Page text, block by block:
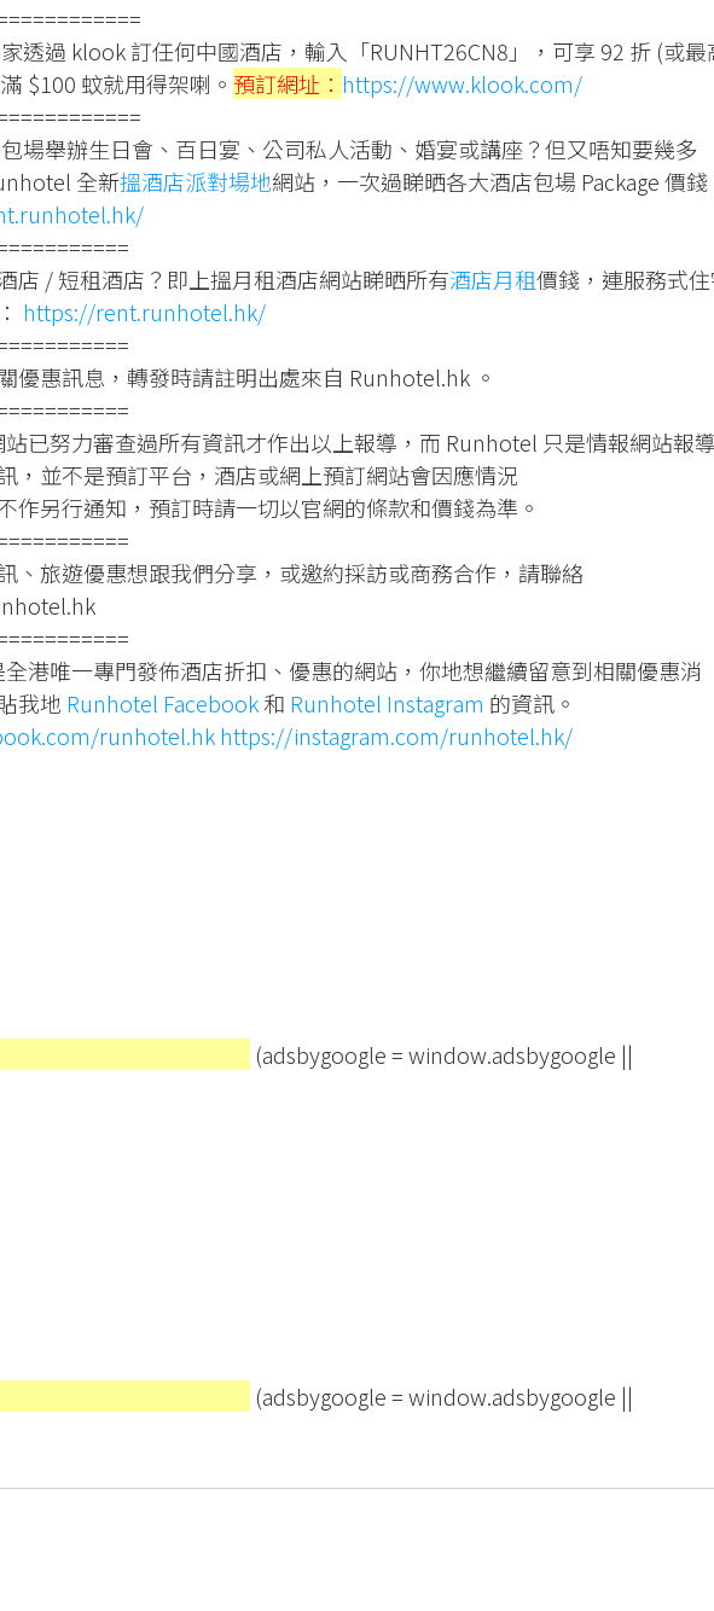
透過 klook 訂任何中國酒店，輸入「RUNHT26CN8」，可享 92 折 (或最
$100 蚊就用得架喇。 預訂網址： https://www.klook.com/
場舉辦生日會、百日宴、公司私人活動、婚宴或講座？但又唔知要幾多
全新搵酒店派對場地網站，一次過睇晒各大酒店包場 Package 價錢
店 / 短租酒店？即上搵月租酒店網站睇晒所有酒店月租價錢，連服務式住
https://rent.runhotel.hk/
優惠訊息，轉發時請註明出處來自 Runhotel.hk 。
已努力審查過所有資訊才作出以上報導，而 Runhotel 只是情報網站報導
，並不是預訂平台，酒店或網上預訂網站會因應情況
作另行通知，預訂時請一切以官網的條款和價錢為準。
、旅遊優惠想跟我們分享，或邀約採訪或商務合作，請聯絡
港唯一專門發佈酒店折扣、優惠的網站，你地想繼續留意到相關優惠消
我地 Runhotel Facebook和 Runhotel Instagram 的資訊。
runhotel.hkhttps://instagram.com/runhotel.hk/
(adsbygoogle = window.adsbygoogle ||
(adsbygoogle = window.adsbygoogle ||